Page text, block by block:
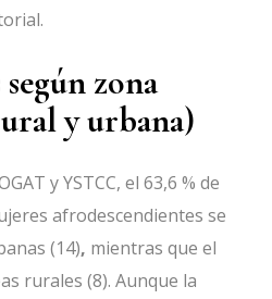
zona
y urbana)
y YSTCC, el 63,6 % de
afrodescendientes se
(14), mientras que el
rurales (8). Aunque la